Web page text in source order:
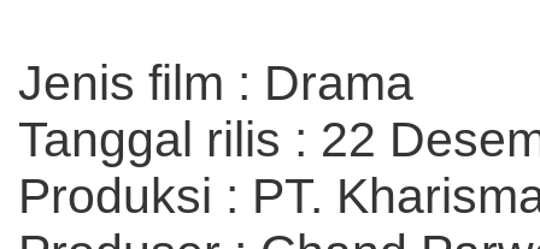
Jenis film : Drama
Tanggal rilis : 22
Produksi : PT.